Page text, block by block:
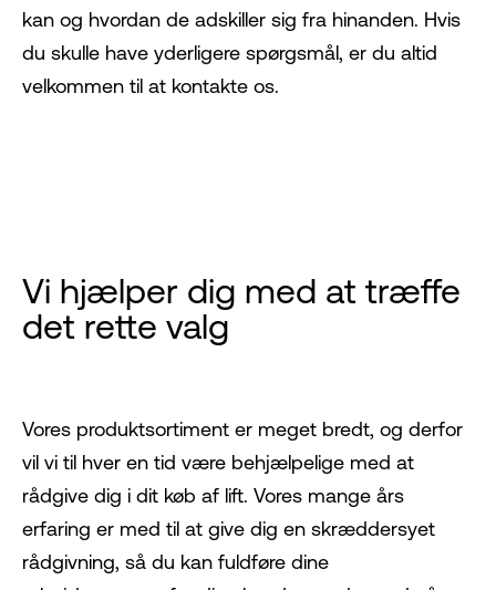
kan og hvordan de adskiller sig fra hinanden. Hvis
du skulle have yderligere spørgsmål, er du altid
velkommen til at kontakte os.
Vi hjælper dig med at træffe
det rette valg
Vores produktsortiment er meget bredt, og derfor
vil vi til hver en tid være behjælpelige med at
rådgive dig i dit køb af lift. Vores mange års
erfaring er med til at give dig en skræddersyet
rådgivning, så du kan fuldføre dine